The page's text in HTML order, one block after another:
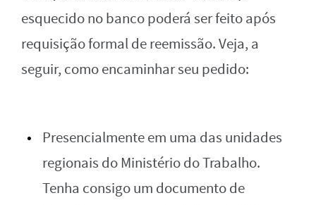
esquecido no banco poderá ser feito após
requisição formal de reemissão. Veja, a
seguir, como encaminhar seu pedido:
Presencialmente em uma das unidades
regionais do Ministério do Trabalho.
Tenha consigo um documento de